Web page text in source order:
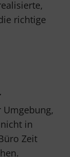
richtige
in
Zeit